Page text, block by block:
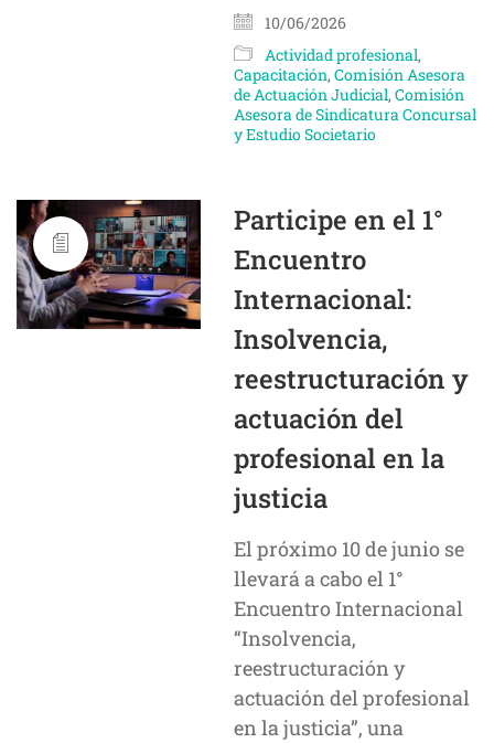
10/06/2026
Actividad profesional,
Capacitación,Comisión Asesora
de Actuación Judicial,Comisión
Asesora de Sindicatura Concursal
y Estudio Societario
Participe en el 1°
Encuentro
Internacional:
Insolvencia,
reestructuración y
actuación del
profesional en la
justicia
El próximo 10 de junio se
llevará a cabo el 1°
Encuentro Internacional
“Insolvencia,
reestructuración y
actuación del profesional
en la justicia”, una